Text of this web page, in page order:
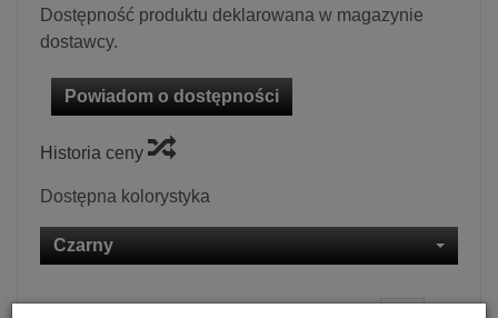
Dostępność produktu deklarowana w magazynie
dostawcy.
Powiadom o dostępności
Historia ceny
Dostępna kolorystyka
Czarny